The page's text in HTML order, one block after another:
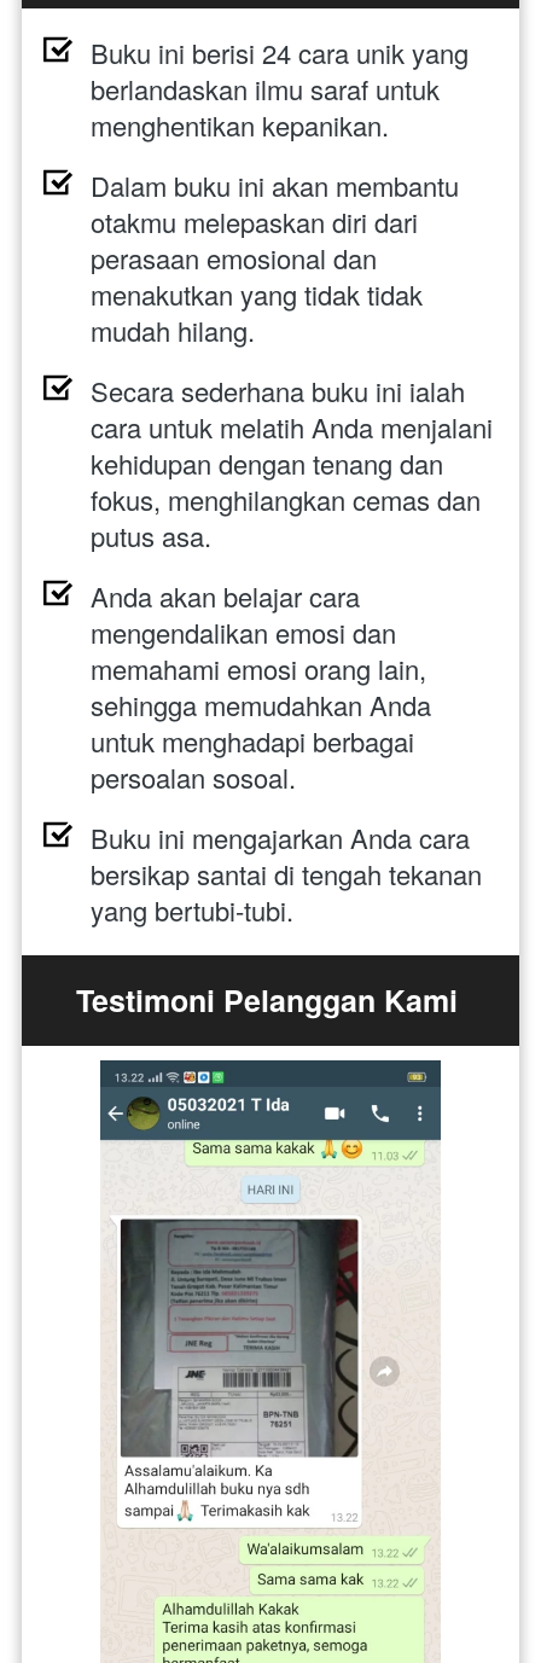
Buku ini berisi 24 cara unik yang
berlandaskan ilmu saraf untuk
menghentikan kepanikan.
Dalam buku ini akan membantu
otakmu melepaskan diri dari
perasaan emosional dan
menakutkan yang tidak tidak
mudah hilang.
Secara sederhana buku ini ialah
cara untuk melatih Anda menjalani
kehidupan dengan tenang dan
fokus, menghilangkan cemas dan
putus asa.
Anda akan belajar cara
mengendalikan emosi dan
memahami emosi orang lain,
sehingga memudahkan Anda
untuk menghadapi berbagai
persoalan sosoal.
Buku ini mengajarkan Anda cara
bersikap santai di tengah tekanan
yang bertubi-tubi.
Testimoni Pelanggan Kami